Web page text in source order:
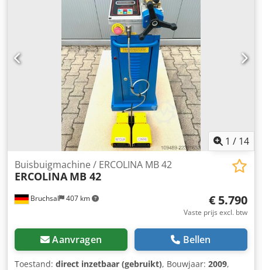
1 / 14
Bruchsal 407 km
Buisbuigmachine / ERCOLINA MB 42
ERCOLINA MB 42
€ 5.790
Vaste prijs excl. btw
Aanvragen Bellen
Toestand: direct inzetbaar (gebruikt), Bouwjaar: 2009,